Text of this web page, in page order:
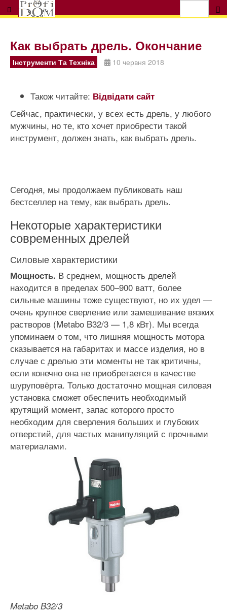
Как выбрать дрель. Окончание
Інструменти Та Техніка 10 червня 2018
Також читайте: Відвідати сайт
Сейчас, практически, у всех есть дрель, у любого
мужчины, но те, кто хочет приобрести такой
инструмент, должен знать, как выбрать дрель.
Сегодня, мы продолжаем публиковать наш
бестселлер на тему, как выбрать дрель.
Некоторые характеристики
современных дрелей
Силовые характеристики
Мощность. В среднем, мощность дрелей
находится в пределах 500–900 ватт, более
сильные машины тоже существуют, но их удел —
очень крупное сверление или замешивание вязких
растворов (Metabo B32/3 — 1,8 кВт). Мы всегда
упоминаем о том, что лишняя мощность мотора
сказывается на габаритах и массе изделия, но в
случае с дрелью эти моменты не так критичны,
если конечно она не приобретается в качестве
шуруповёрта. Только достаточно мощная силовая
установка сможет обеспечить необходимый
крутящий момент, запас которого просто
необходим для сверления больших и глубоких
отверстий, для частых манипуляций с прочными
материалами.
Metabo B32/3